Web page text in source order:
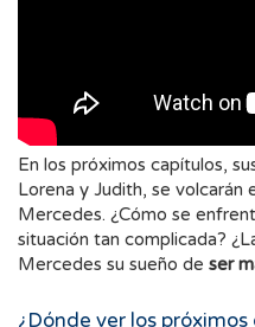
En los próximos capítulos,
Lorena y Judith, se volcarán
Mercedes. ¿Cómo se
situación tan complicada?
Mercedes su sueño de ser
¿Dónde ver los